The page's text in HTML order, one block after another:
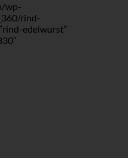
wp-
rind-
edelwurst”